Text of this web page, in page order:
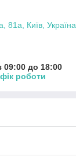
81а, Київ, Україна
09:00 до 18:00
роботи